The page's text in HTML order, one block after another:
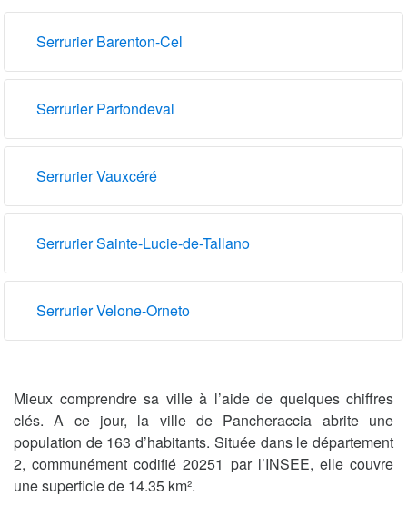
Serrurier Barenton-Cel
Serrurier Parfondeval
Serrurier Vauxcéré
Serrurier Sainte-Lucie-de-Tallano
Serrurier Velone-Orneto
Mieux comprendre sa ville à l’aide de quelques chiffres
clés. A ce jour, la ville de Pancheraccia abrite une
population de 163 d’habitants. Située dans le département
2, communément codifié 20251 par l’INSEE, elle couvre
une superficie de 14.35 km².